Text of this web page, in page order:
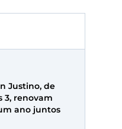
Justino, de
3, renovam
ano juntos